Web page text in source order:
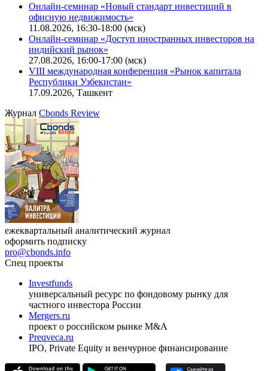
Онлайн-семинар «Новый стандарт инвестиций в
офисную недвижимость»
11.08.2026, 16:30-18:00 (мск)
Онлайн-семинар «Доступ иностранных инвесторов на
индийский рынок»
27.08.2026, 16:00-17:00 (мск)
VIII международная конференция «Рынок капитала
Республики Узбекистан»
17.09.2026, Ташкент
Журнал Cbonds Review
ежеквартальный аналитический журнал
оформить подписку
pro@cbonds.info
Спец проекты
Investfunds
универсальный ресурс по фондовому рынку для
частного инвестора России
Mergers.ru
проект о российском рынке M&A
Preqveca.ru
IPO, Private Equity и венчурное финансирование